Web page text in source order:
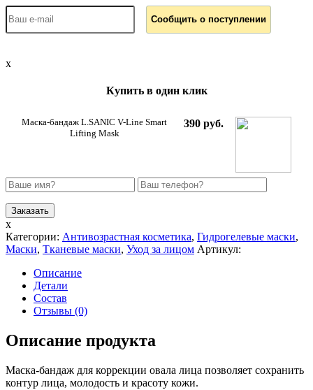
x
Купить в один клик
Маска-бандаж L.SANIC V-Line Smart
Lifting Mask
390 руб.
x
Категории: Антивозрастная косметика, Гидрогелевые маски,
Маски, Тканевые маски, Уход за лицом Артикул:
Описание
Детали
Состав
Отзывы (0)
Описание продукта
Маска-бандаж для коррекции овала лица позволяет сохранить
контур лица, молодость и красоту кожи.